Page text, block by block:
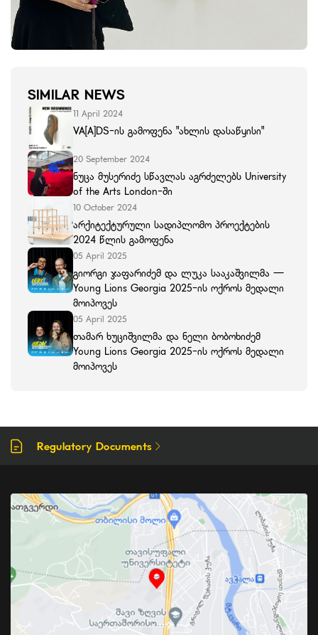
SIMILAR NEWS
11 April 2024
VA[A]DS-ის გამოფენა "ახლის დასაწყისი"
20 September 2024
ნუცა მუსერიძე სწავლას აგრძელებს University
of the Arts London-ში
10 October 2024
არქიტექტურული სადიპლომო პროექტების
2024 წლის გამოფენა
05 April 2025
გიორგი ჯაფარიძემ და ლუკა სააკაშვილმა —
Young Lions Georgia 2025-ის ოქროს მედალი
მოიპოვეს
05 April 2025
თამარ ხუციშვილმა და ნელი ბობოხიძემ
Young Lions Georgia 2025-ის ოქროს მედალი
მოიპოვეს
Regulatory Documents